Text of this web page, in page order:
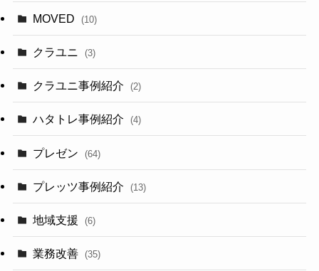
MOVED (10)
クラユニ (3)
クラユニ事例紹介 (2)
ハタトレ事例紹介 (4)
プレゼン (64)
プレッツ事例紹介 (13)
地域支援 (6)
業務改善 (35)